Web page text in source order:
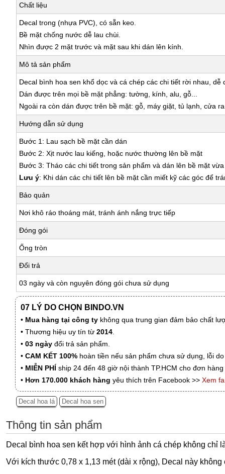
Chất liệu
Decal trong (nhựa PVC), có sẵn keo.
Bề mặt chống nước dễ lau chùi.
Nhìn được 2 mặt trước và mặt sau khi dán lên kính.
Mô tả sản phẩm
Decal bình hoa sen khổ dọc và cá chép các chi tiết rời nhau,
Dán được trên mọi bề mặt phẳng: tường, kính, alu, gỗ...
Ngoài ra còn dán được trên bề mặt: gỗ, máy giặt, tủ lạnh, cửa
Hướng dẫn sử dụng
Bước 1: Lau sạch bề mặt cần dán
Bước 2: Xịt nước lau kiếng, hoặc nước thường lên bề mặt
Bước 3: Tháo các chi tiết trong sản phẩm và dán lên bề mặt
Lưu ý: Khi dán các chi tiết lên bề mặt cần miết kỹ các góc để
Bảo quản
Nơi khô ráo thoáng mát, tránh ánh nắng trực tiếp
Đóng gói
Ống tròn
Đổi trả
03 ngày và còn nguyên đóng gói chưa sử dụng
07 LÝ DO CHỌN BINDO.VN
• Mua hàng tại công ty không qua trung gian đảm bảo chất
• Thương hiệu uy tín từ 2014.
• 03 ngày đổi trả sản phẩm.
• CAM KẾT 100% hoàn tiền nếu sản phẩm chưa sử dụng, lỗi
• MIỄN PHÍ ship 24 đến 48 giờ nội thành TP.HCM cho đơn
• Hơn 170.000 khách hàng yêu thích trên Facebook >> Xem
Decal hoa lá Decal hoa sen
Thông tin sản phẩm
Decal bình hoa sen kết hợp với hình ảnh cá chép không chỉ
Với kích thước 0,78 x 1,13 mét (dài x rộng), Decal này